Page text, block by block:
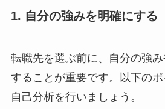
1. 自分の強みを明確にする
転職先を選ぶ前に、自分の強
することが重要です。以下の
自己分析を行いましょう。